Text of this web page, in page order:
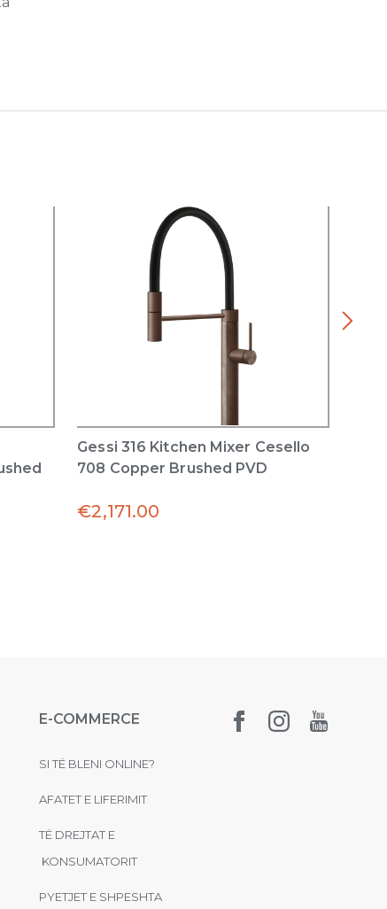
Gessi 316 Kitchen Mixer Cesello
708 Copper Brushed PVD
€2,171.00
E-COMMERCE
SI TË BLENI ONLINE?
AFATET E LIFERIMIT
TË DREJTAT E
KONSUMATORIT
PYETJET E SHPESHTA